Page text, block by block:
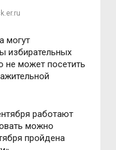
могут
избирательных
не может посетить
работают
можно
пройдена